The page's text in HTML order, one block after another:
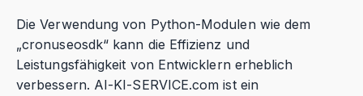
Die Verwendung von Python-Modulen wie dem
„cronuseosdk“ kann die Effizienz und
Leistungsfähigkeit von Entwicklern erheblich
verbessern. AI-KI-SERVICE.com ist ein